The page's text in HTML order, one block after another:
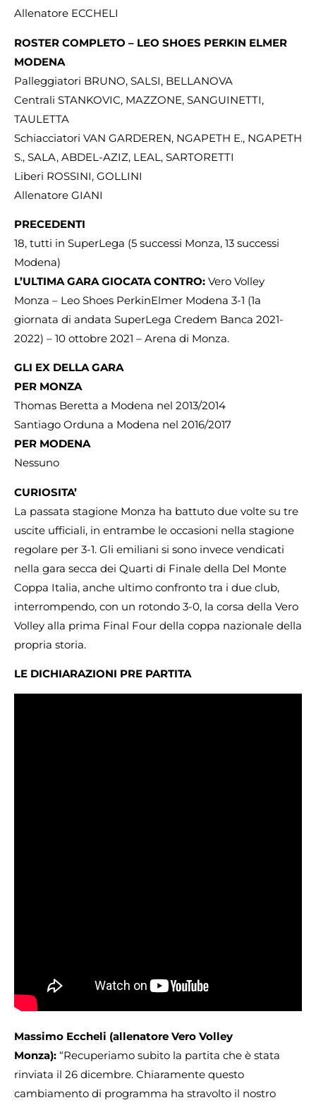
Allenatore ECCHELI
ROSTER COMPLETO – LEO SHOES PERKIN ELMER
MODENA
Palleggiatori BRUNO, SALSI, BELLANOVA
Centrali STANKOVIC, MAZZONE, SANGUINETTI,
TAULETTA
Schiacciatori VAN GARDEREN, NGAPETH E., NGAPETH
S., SALA, ABDEL-AZIZ, LEAL, SARTORETTI
Liberi ROSSINI, GOLLINI
Allenatore GIANI
PRECEDENTI
18, tutti in SuperLega (5 successi Monza, 13 successi
Modena)
L’ULTIMA GARA GIOCATA CONTRO: Vero Volley
Monza – Leo Shoes PerkinElmer Modena 3-1 (1a
giornata di andata SuperLega Credem Banca 2021-
2022) – 10 ottobre 2021 – Arena di Monza.
GLI EX DELLA GARA
PER MONZA
Thomas Beretta a Modena nel 2013/2014
Santiago Orduna a Modena nel 2016/2017
PER MODENA
Nessuno
CURIOSITA’
La passata stagione Monza ha battuto due volte su tre
uscite ufficiali, in entrambe le occasioni nella stagione
regolare per 3-1. Gli emiliani si sono invece vendicati
nella gara secca dei Quarti di Finale della Del Monte
Coppa Italia, anche ultimo confronto tra i due club,
interrompendo, con un rotondo 3-0, la corsa della Vero
Volley alla prima Final Four della coppa nazionale della
propria storia.
LE DICHIARAZIONI PRE PARTITA
Massimo Eccheli (allenatore Vero Volley
Monza): “Recuperiamo subito la partita che è stata
rinviata il 26 dicembre. Chiaramente questo
cambiamento di programma ha stravolto il nostro